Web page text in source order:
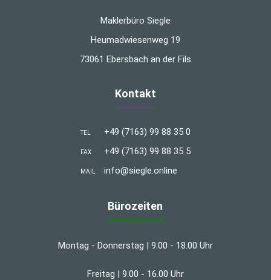
Maklerbüro Siegle
Heumadwiesenweg 19
73061 Ebersbach an der Fils
Kontakt
TEL +49 (7163) 99 88 35 0
FAX +49 (7163) 99 88 35 5
MAIL info@siegle.online
Bürozeiten
Montag - Donnerstag | 9.00 - 18.00 Uhr
Freitag | 9.00 - 16.00 Uhr